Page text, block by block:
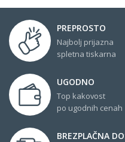
PREPROSTO
Najbolj prijazna
spletna tiskarna
UGODNO
Top kakovost
po ugodnih cenah
BREZPLAČNA